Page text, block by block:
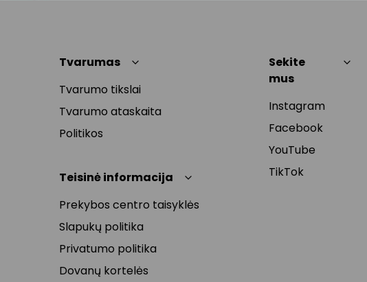
Tvarumas
Tvarumo tikslai
Tvarumo ataskaita
Politikos
Teisinė informacija
Prekybos centro taisyklės
Slapukų politika
Privatumo politika
Dovanų kortelės
Sekite
mus
Instagram
Facebook
YouTube
TikTok